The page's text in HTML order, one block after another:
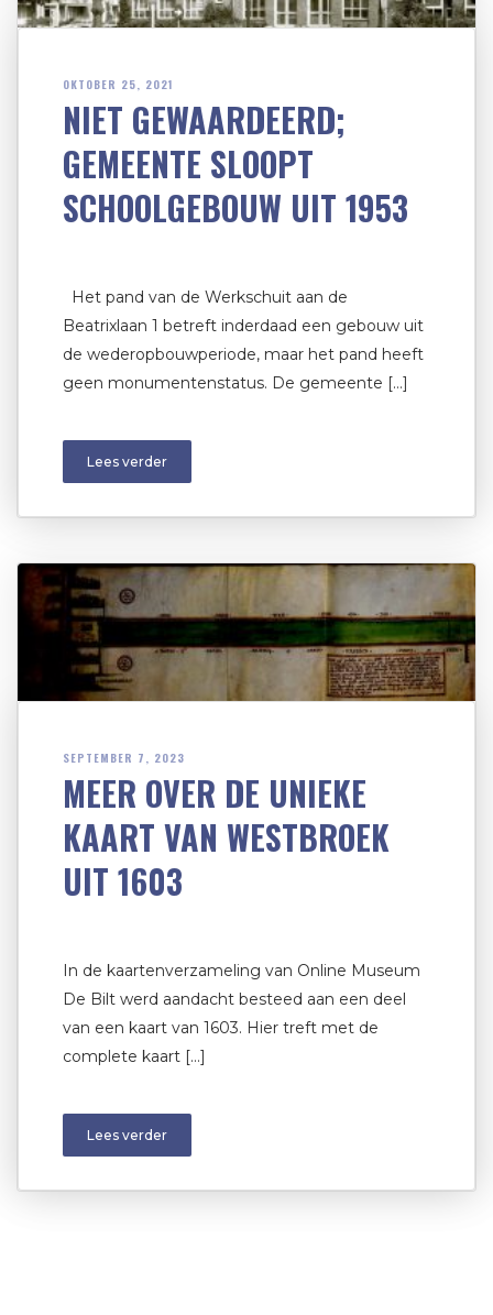
OKTOBER 25, 2021
NIET GEWAARDEERD;
GEMEENTE SLOOPT
SCHOOLGEBOUW UIT 1953
Het pand van de Werkschuit aan de
Beatrixlaan 1 betreft inderdaad een gebouw uit
de wederopbouwperiode, maar het pand heeft
geen monumentenstatus. De gemeente […]
Lees verder
SEPTEMBER 7, 2023
MEER OVER DE UNIEKE
KAART VAN WESTBROEK
UIT 1603
In de kaartenverzameling van Online Museum
De Bilt werd aandacht besteed aan een deel
van een kaart van 1603. Hier treft met de
complete kaart […]
Lees verder